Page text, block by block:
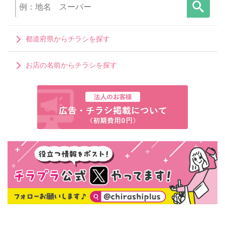
都道府県からチラシを探す
お店の名前からチラシを探す